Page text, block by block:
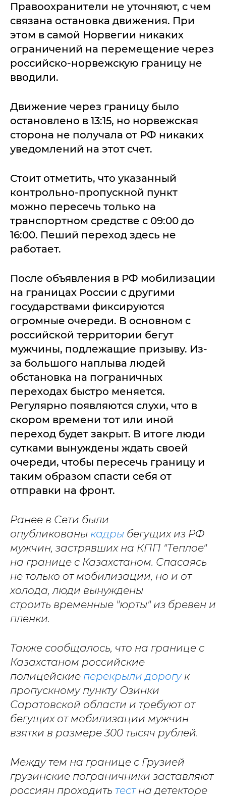
Правоохранители не уточняют, с чем
связана остановка движения. При
этом в самой Норвегии никаких
ограничений на перемещение через
российско-норвежскую границу не
вводили.
Движение через границу было
остановлено в 13:15, но норвежская
сторона не получала от РФ никаких
уведомлений на этот счет.
Стоит отметить, что указанный
контрольно-пропускной пункт
можно пересечь только на
транспортном средстве с 09:00 до
16:00. Пеший переход здесь не
работает.
После объявления в РФ мобилизации
на границах России с другими
государствами фиксируются
огромные очереди. В основном с
российской территории бегут
мужчины, подлежащие призыву. Из-
за большого наплыва людей
обстановка на пограничных
переходах быстро меняется.
Регулярно появляются слухи, что в
скором времени тот или иной
переход будет закрыт. В итоге люди
сутками вынуждены ждать своей
очереди, чтобы пересечь границу и
таким образом спасти себя от
отправки на фронт.
Ранее в Сети были
опубликованы кадры бегущих из РФ
мужчин, застрявших на КПП "Теплое"
на границе с Казахстаном. Спасаясь
не только от мобилизации, но и от
холода, люди вынуждены
строить временные "юрты" из бревен и
пленки.
Также сообщалось, что на границе с
Казахстаном российские
полицейские перекрыли дорогук
пропускному пункту Озинки
Саратовской области и требуют от
бегущих от мобилизации мужчин
взятки в размере 300 тысяч рублей.
Между тем на границе с Грузией
грузинские пограничники заставляют
россиян проходить тестна детекторе